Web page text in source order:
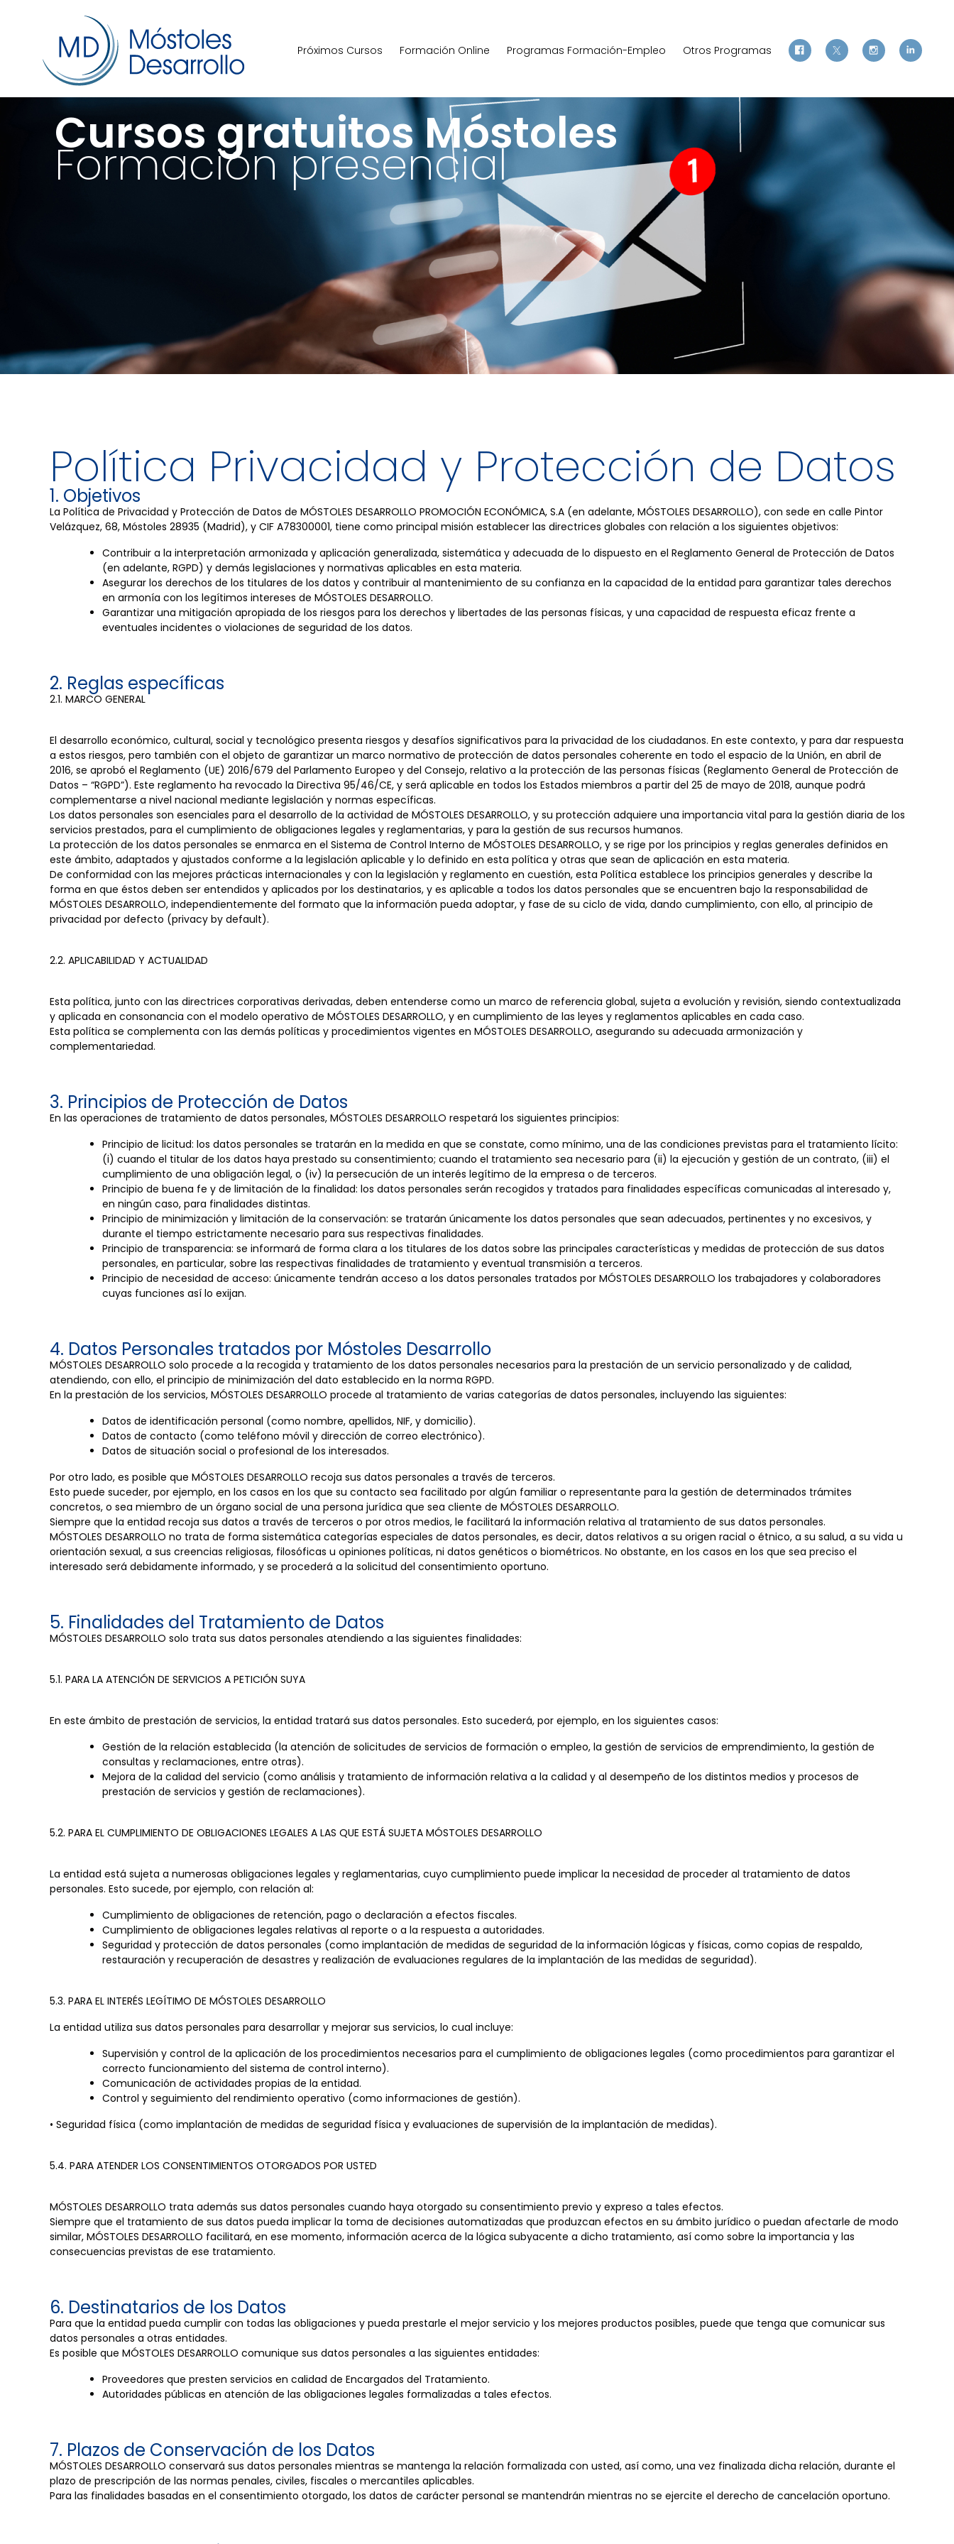
Próximos Cursos Formación Online Programas Formación-Empleo Otros Programas
Cursos gratuitos Móstoles
Formación presencial
Política Privacidad y Protección de Datos
1. Objetivos
La Política de Privacidad y Protección de Datos de MÓSTOLES DESARROLLO PROMOCIÓN ECONÓMICA, S.A (en adelante, MÓSTOLES DESARROLLO), con sede en calle Pintor
Velázquez, 68, Móstoles 28935 (Madrid), y CIF A78300001, tiene como principal misión establecer las directrices globales con relación a los siguientes objetivos:
Contribuir a la interpretación armonizada y aplicación generalizada, sistemática y adecuada de lo dispuesto en el Reglamento General de Protección de Datos
(en adelante, RGPD) y demás legislaciones y normativas aplicables en esta materia.
Asegurar los derechos de los titulares de los datos y contribuir al mantenimiento de su confianza en la capacidad de la entidad para garantizar tales derechos
en armonía con los legítimos intereses de MÓSTOLES DESARROLLO.
Garantizar una mitigación apropiada de los riesgos para los derechos y libertades de las personas físicas, y una capacidad de respuesta eficaz frente a
eventuales incidentes o violaciones de seguridad de los datos.
2. Reglas específicas
2.1. MARCO GENERAL
El desarrollo económico, cultural, social y tecnológico presenta riesgos y desafíos significativos para la privacidad de los ciudadanos. En este contexto, y para dar respuesta
a estos riesgos, pero también con el objeto de garantizar un marco normativo de protección de datos personales coherente en todo el espacio de la Unión, en abril de
2016, se aprobó el Reglamento (UE) 2016/679 del Parlamento Europeo y del Consejo, relativo a la protección de las personas físicas (Reglamento General de Protección de
Datos – “RGPD”). Este reglamento ha revocado la Directiva 95/46/CE, y será aplicable en todos los Estados miembros a partir del 25 de mayo de 2018, aunque podrá
complementarse a nivel nacional mediante legislación y normas específicas.
Los datos personales son esenciales para el desarrollo de la actividad de MÓSTOLES DESARROLLO, y su protección adquiere una importancia vital para la gestión diaria de los
servicios prestados, para el cumplimiento de obligaciones legales y reglamentarias, y para la gestión de sus recursos humanos.
La protección de los datos personales se enmarca en el Sistema de Control Interno de MÓSTOLES DESARROLLO, y se rige por los principios y reglas generales definidos en
este ámbito, adaptados y ajustados conforme a la legislación aplicable y lo definido en esta política y otras que sean de aplicación en esta materia.
De conformidad con las mejores prácticas internacionales y con la legislación y reglamento en cuestión, esta Política establece los principios generales y describe la
forma en que éstos deben ser entendidos y aplicados por los destinatarios, y es aplicable a todos los datos personales que se encuentren bajo la responsabilidad de
MÓSTOLES DESARROLLO, independientemente del formato que la información pueda adoptar, y fase de su ciclo de vida, dando cumplimiento, con ello, al principio de
privacidad por defecto (privacy by default).
2.2. APLICABILIDAD Y ACTUALIDAD
Esta política, junto con las directrices corporativas derivadas, deben entenderse como un marco de referencia global, sujeta a evolución y revisión, siendo contextualizada
y aplicada en consonancia con el modelo operativo de MÓSTOLES DESARROLLO, y en cumplimiento de las leyes y reglamentos aplicables en cada caso.
Esta política se complementa con las demás políticas y procedimientos vigentes en MÓSTOLES DESARROLLO, asegurando su adecuada armonización y
complementariedad.
3. Principios de Protección de Datos
En las operaciones de tratamiento de datos personales, MÓSTOLES DESARROLLO respetará los siguientes principios:
Principio de licitud: los datos personales se tratarán en la medida en que se constate, como mínimo, una de las condiciones previstas para el tratamiento lícito:
(i) cuando el titular de los datos haya prestado su consentimiento; cuando el tratamiento sea necesario para (ii) la ejecución y gestión de un contrato, (iii) el
cumplimiento de una obligación legal, o (iv) la persecución de un interés legítimo de la empresa o de terceros.
Principio de buena fe y de limitación de la finalidad: los datos personales serán recogidos y tratados para finalidades específicas comunicadas al interesado y,
en ningún caso, para finalidades distintas.
Principio de minimización y limitación de la conservación: se tratarán únicamente los datos personales que sean adecuados, pertinentes y no excesivos, y
durante el tiempo estrictamente necesario para sus respectivas finalidades.
Principio de transparencia: se informará de forma clara a los titulares de los datos sobre las principales características y medidas de protección de sus datos
personales, en particular, sobre las respectivas finalidades de tratamiento y eventual transmisión a terceros.
Principio de necesidad de acceso: únicamente tendrán acceso a los datos personales tratados por MÓSTOLES DESARROLLO los trabajadores y colaboradores
cuyas funciones así lo exijan.
4. Datos Personales tratados por Móstoles Desarrollo
MÓSTOLES DESARROLLO solo procede a la recogida y tratamiento de los datos personales necesarios para la prestación de un servicio personalizado y de calidad,
atendiendo, con ello, el principio de minimización del dato establecido en la norma RGPD.
En la prestación de los servicios, MÓSTOLES DESARROLLO procede al tratamiento de varias categorías de datos personales, incluyendo las siguientes:
Datos de identificación personal (como nombre, apellidos, NIF, y domicilio).
Datos de contacto (como teléfono móvil y dirección de correo electrónico).
Datos de situación social o profesional de los interesados.
Por otro lado, es posible que MÓSTOLES DESARROLLO recoja sus datos personales a través de terceros.
Esto puede suceder, por ejemplo, en los casos en los que su contacto sea facilitado por algún familiar o representante para la gestión de determinados trámites
concretos, o sea miembro de un órgano social de una persona jurídica que sea cliente de MÓSTOLES DESARROLLO.
Siempre que la entidad recoja sus datos a través de terceros o por otros medios, le facilitará la información relativa al tratamiento de sus datos personales.
MÓSTOLES DESARROLLO no trata de forma sistemática categorías especiales de datos personales, es decir, datos relativos a su origen racial o étnico, a su salud, a su vida u
orientación sexual, a sus creencias religiosas, filosóficas u opiniones políticas, ni datos genéticos o biométricos. No obstante, en los casos en los que sea preciso el
interesado será debidamente informado, y se procederá a la solicitud del consentimiento oportuno.
5. Finalidades del Tratamiento de Datos
MÓSTOLES DESARROLLO solo trata sus datos personales atendiendo a las siguientes finalidades:
5.1. PARA LA ATENCIÓN DE SERVICIOS A PETICIÓN SUYA
En este ámbito de prestación de servicios, la entidad tratará sus datos personales. Esto sucederá, por ejemplo, en los siguientes casos:
Gestión de la relación establecida (la atención de solicitudes de servicios de formación o empleo, la gestión de servicios de emprendimiento, la gestión de
consultas y reclamaciones, entre otras).
Mejora de la calidad del servicio (como análisis y tratamiento de información relativa a la calidad y al desempeño de los distintos medios y procesos de
prestación de servicios y gestión de reclamaciones).
5.2. PARA EL CUMPLIMIENTO DE OBLIGACIONES LEGALES A LAS QUE ESTÁ SUJETA MÓSTOLES DESARROLLO
La entidad está sujeta a numerosas obligaciones legales y reglamentarias, cuyo cumplimiento puede implicar la necesidad de proceder al tratamiento de datos
personales. Esto sucede, por ejemplo, con relación al:
Cumplimiento de obligaciones de retención, pago o declaración a efectos fiscales.
Cumplimiento de obligaciones legales relativas al reporte o a la respuesta a autoridades.
Seguridad y protección de datos personales (como implantación de medidas de seguridad de la información lógicas y físicas, como copias de respaldo,
restauración y recuperación de desastres y realización de evaluaciones regulares de la implantación de las medidas de seguridad).
5.3. PARA EL INTERÉS LEGÍTIMO DE MÓSTOLES DESARROLLO
La entidad utiliza sus datos personales para desarrollar y mejorar sus servicios, lo cual incluye:
Supervisión y control de la aplicación de los procedimientos necesarios para el cumplimiento de obligaciones legales (como procedimientos para garantizar el
correcto funcionamiento del sistema de control interno).
Comunicación de actividades propias de la entidad.
Control y seguimiento del rendimiento operativo (como informaciones de gestión).
• Seguridad física (como implantación de medidas de seguridad física y evaluaciones de supervisión de la implantación de medidas).
5.4. PARA ATENDER LOS CONSENTIMIENTOS OTORGADOS POR USTED
MÓSTOLES DESARROLLO trata además sus datos personales cuando haya otorgado su consentimiento previo y expreso a tales efectos.
Siempre que el tratamiento de sus datos pueda implicar la toma de decisiones automatizadas que produzcan efectos en su ámbito jurídico o puedan afectarle de modo
similar, MÓSTOLES DESARROLLO facilitará, en ese momento, información acerca de la lógica subyacente a dicho tratamiento, así como sobre la importancia y las
consecuencias previstas de ese tratamiento.
6. Destinatarios de los Datos
Para que la entidad pueda cumplir con todas las obligaciones y pueda prestarle el mejor servicio y los mejores productos posibles, puede que tenga que comunicar sus
datos personales a otras entidades.
Es posible que MÓSTOLES DESARROLLO comunique sus datos personales a las siguientes entidades:
Proveedores que presten servicios en calidad de Encargados del Tratamiento.
Autoridades públicas en atención de las obligaciones legales formalizadas a tales efectos.
7. Plazos de Conservación de los Datos
MÓSTOLES DESARROLLO conservará sus datos personales mientras se mantenga la relación formalizada con usted, así como, una vez finalizada dicha relación, durante el
plazo de prescripción de las normas penales, civiles, fiscales o mercantiles aplicables.
Para las finalidades basadas en el consentimiento otorgado, los datos de carácter personal se mantendrán mientras no se ejercite el derecho de cancelación oportuno.